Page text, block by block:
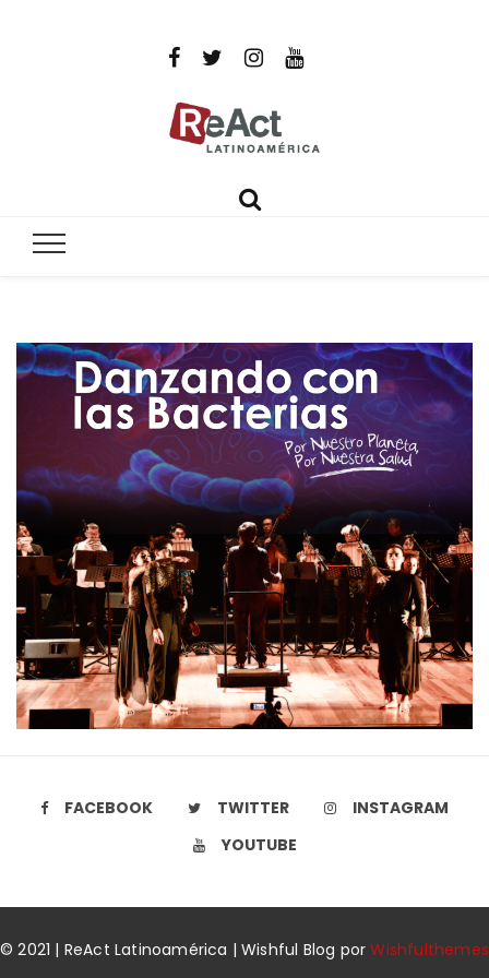
Por un mundo libre de infecciones intratables
FACEBOOK TWITTER
INSTAGRAM
YOUTUBE
© 2021 | ReAct Latinoamérica | Wishful Blog porWishfulthemes